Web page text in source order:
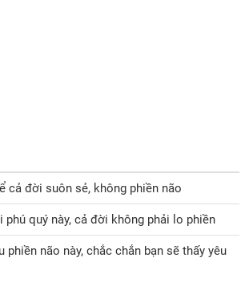
cả đời suôn sẻ, không phiền não
quý này, cả đời không phải lo phiền
phiền não này, chắc chắn bạn sẽ thấy yêu